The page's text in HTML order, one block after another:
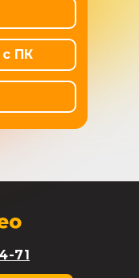
ПК
71